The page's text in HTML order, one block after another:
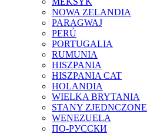
NOWA ZELANDIA
PARAGWAJ
PERÚ
PORTUGALIA
RUMUNIA
HISZPANIA
HISZPANIA CAT
HOLANDIA
WIELKA BRYTANIA
STANY ZJEDNCZONE
WENEZUELA
ПО-РУССКИ